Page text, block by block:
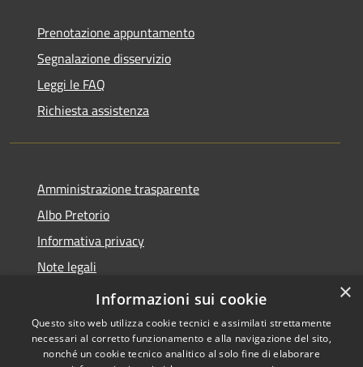
Prenotazione appuntamento
Segnalazione disservizio
Leggi le FAQ
Richiesta assistenza
Amministrazione trasparente
Albo Pretorio
Informativa privacy
Note legali
Dichiarazione di accessibilità
×
Informazioni sui cookie
Questo sito web utilizza cookie tecnici e assimilati strettamente
necessari al corretto funzionamento e alla navigazione del sito,
nonché un cookie tecnico analitico al solo fine di elaborare